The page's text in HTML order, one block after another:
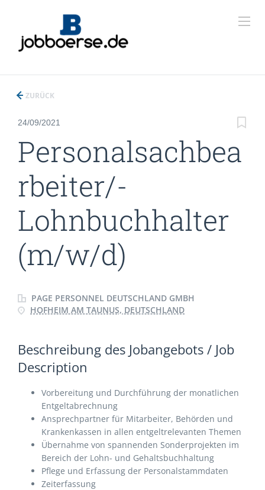
ZURÜCK
24/09/2021
Personalsachbea
rbeiter/-
Lohnbuchhalter
(m/w/d)
PAGE PERSONNEL DEUTSCHLAND GMBH
HOFHEIM AM TAUNUS, DEUTSCHLAND
Beschreibung des Jobangebots / Job
Description
Vorbereitung und Durchführung der monatlichen
Entgeltabrechnung
Ansprechpartner für Mitarbeiter, Behörden und
Krankenkassen in allen entgeltrelevanten Themen
Übernahme von spannenden Sonderprojekten im
Bereich der Lohn- und Gehaltsbuchhaltung
Pflege und Erfassung der Personalstammdaten
Zeiterfassung